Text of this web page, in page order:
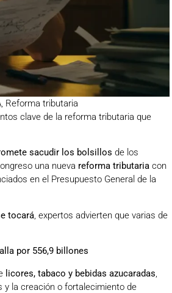
, Reforma tributaria
clave de la reforma tributaria que
sacudir los bolsillos de los
una nueva reforma tributaria con
en el Presupuesto General de la
tocará, expertos advierten que varias de
por 556,9 billones
licores, tabaco y bebidas azucaradas,
y la creación o fortalecimiento de